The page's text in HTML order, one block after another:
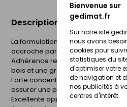
Bienvenue sur
gedimat.fr
Sur notre site
nous avons
cookies pour
statistiques du
d'optimiser votre
de navigation et
nos publicités à
centres d'intérêt.
Description du produit
La formulation unique de la lasure
accroche parfaite sur tous les
Adhérence renforcée grâce à
bois et une grande souplesse du
Forte concentration en pigments
assurer une protection longue
Excellente applicabilité grâce à